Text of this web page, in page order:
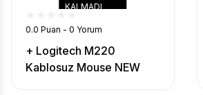
KALMADI
0.0 Puan - 0 Yorum
+ Logitech M220
Kablosuz Mouse NEW